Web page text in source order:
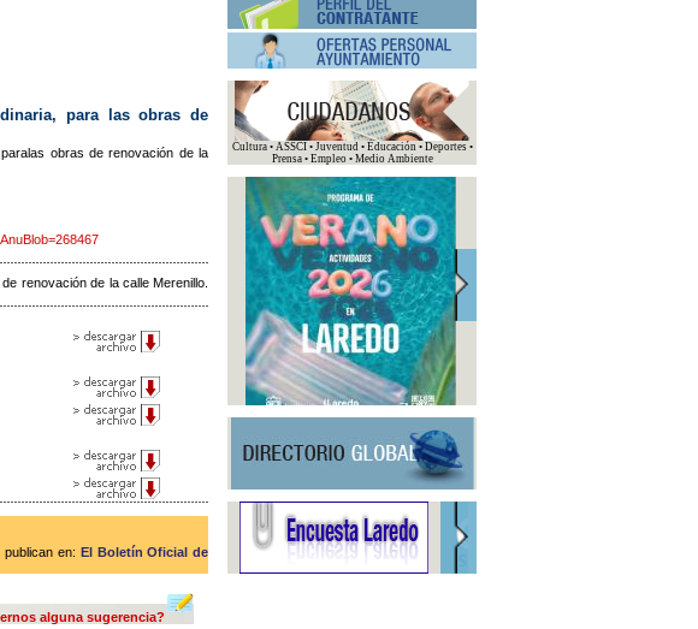
para las obras de
obras de renovación de la
renovación de la calle Merenillo.
en: El Boletín Oficial de
alguna sugerencia?
Cultura • ASSCI • Juventud • Educación • Deportes •
Prensa • Empleo • Medio Ambiente